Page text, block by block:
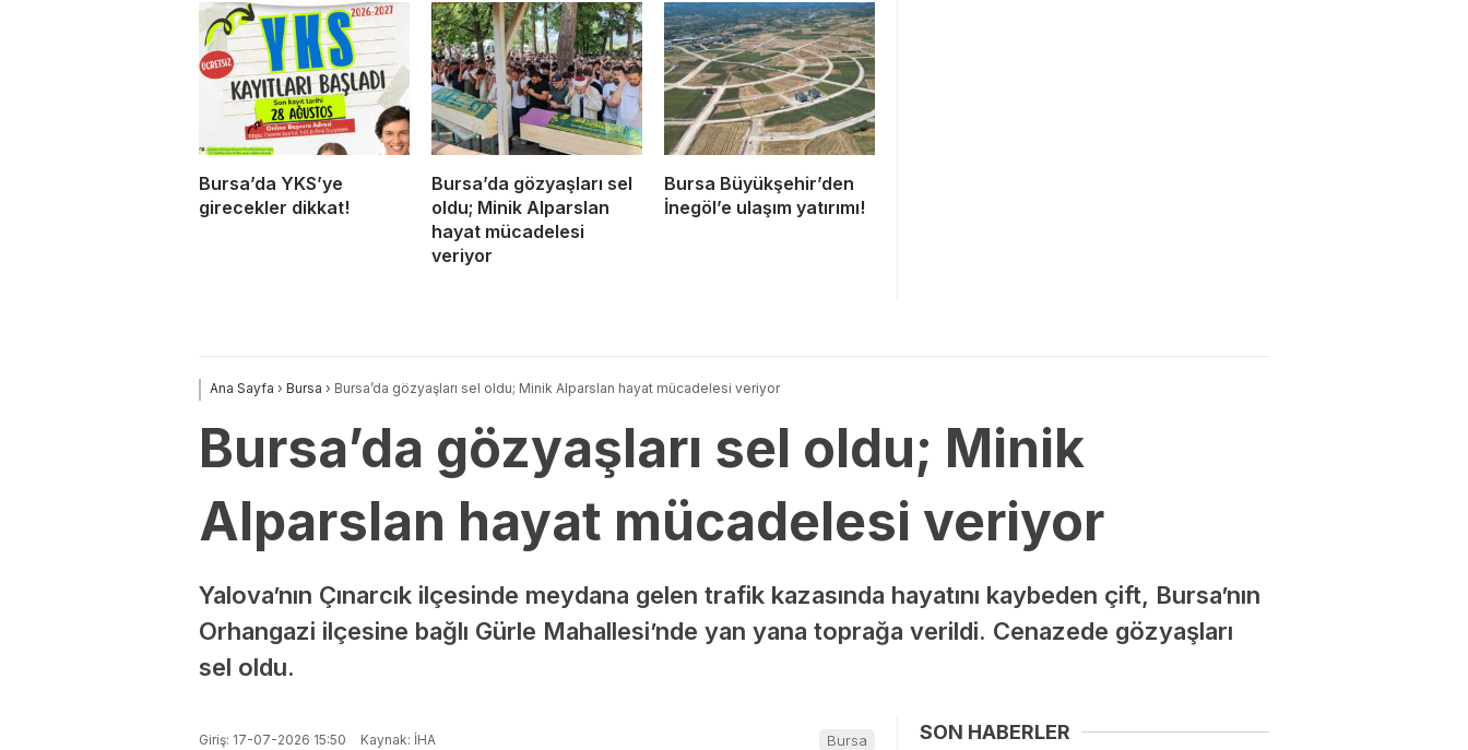
Bursa’da YKS’ye
girecekler dikkat!
Bursa’da gözyaşları sel
oldu; Minik Alparslan
hayat mücadelesi
veriyor
Bursa Büyükşehir’den
İnegöl’e ulaşım yatırımı!
Ana Sayfa › Bursa › Bursa’da gözyaşları sel oldu; Minik Alparslan hayat mücadelesi veriyor
Bursa’da gözyaşları sel oldu; Minik
Alparslan hayat mücadelesi veriyor
Yalova’nın Çınarcık ilçesinde meydana gelen trafik kazasında hayatını kaybeden çift, Bursa’nın
Orhangazi ilçesine bağlı Gürle Mahallesi’nde yan yana toprağa verildi. Cenazede gözyaşları
sel oldu.
Giriş: 17-07-2026 15:50 Kaynak: İHA Bursa SON HABERLER